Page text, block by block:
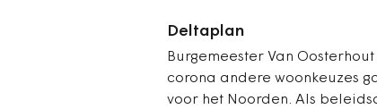
Deltaplan
Burgemeester Van
corona andere woonkeuzes
voor het Noorden. Als